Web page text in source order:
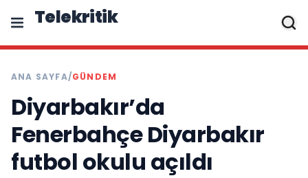
Telekritik
ANA SAYFA/GÜNDEM
Diyarbakır’da
Fenerbahçe Diyarbakır
futbol okulu açıldı